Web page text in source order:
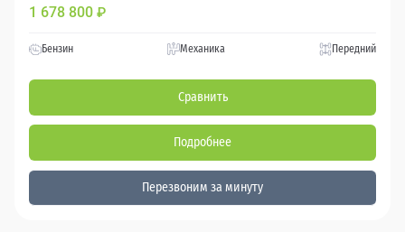
1 678 800 ₽
Бензин Механика Передний
Сравнить
Подробнее
Перезвоним за минуту